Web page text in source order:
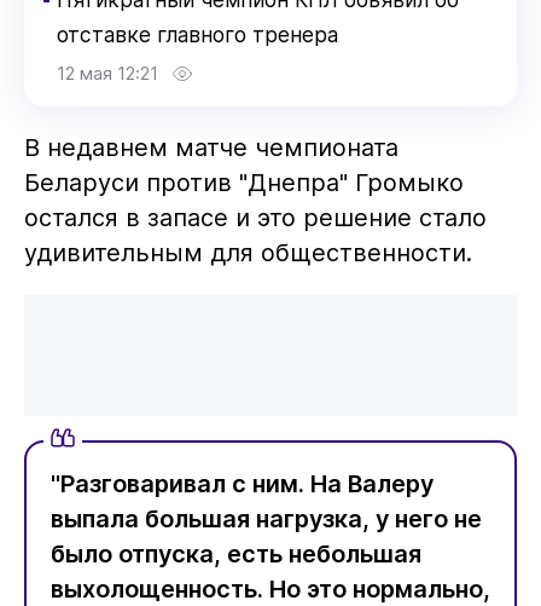
отставке главного тренера
12 мая 12:21
В недавнем матче чемпионата
Беларуси против "Днепра" Громыко
остался в запасе и это решение стало
удивительным для общественности.
"Разговаривал с ним. На Валеру
выпала большая нагрузка, у него не
было отпуска, есть небольшая
выхолощенность. Но это нормально,